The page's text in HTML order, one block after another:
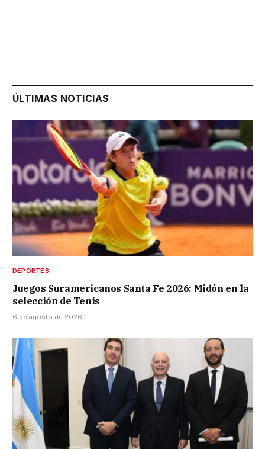
ÚLTIMAS NOTICIAS
DEPORTES
Juegos Suramericanos Santa Fe 2026: Midón en la
selección de Tenis
6 de agosto de 2026